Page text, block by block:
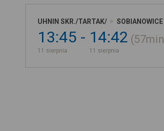
UHNIN SKR./TARTAK/ SOBIANOWICE
13:45
11 sierpnia
14:42
11 sierpnia
57min